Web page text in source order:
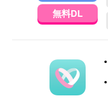
無料DL